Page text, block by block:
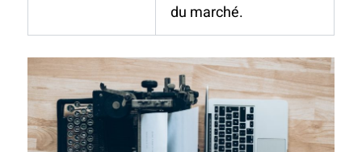
du marché.